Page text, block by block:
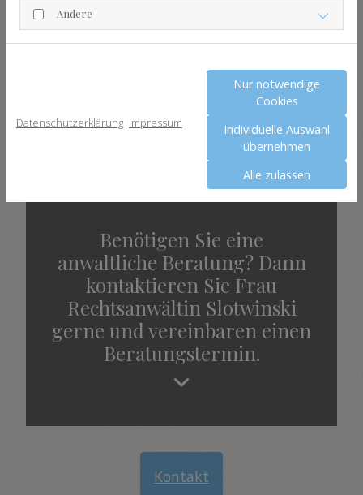
Sprache bei dem Landgericht Bremen beeidigt.
Zudem ist Frau Rechtsanwältin Slotwinski als
Rechtsanwältin in Polen zugelassen. Bei Bedarf
kann die anwaltliche Vertretung bei der
Geltendmachung und Durchsetzung von
Ansprüchen in Polen entweder durch sie selbst
oder durch einen ihrer Kooperationspartner vor
Benötigen Sie eine
anwaltliche Beratung? Dann
kontaktieren Sie Frau
Rechtsanwältin Slotwinski
gerne und vereinbaren einen
Beratungstermin.
Kontakt
Andere
Datenschutzerklärung| Impressum
Nur notwendige
Cookies
Individuelle Auswahl
übernehmen
Alle zulassen